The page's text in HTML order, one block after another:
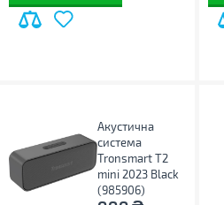
Акустична
система
Tronsmart T2
mini 2023 Black
(985906)